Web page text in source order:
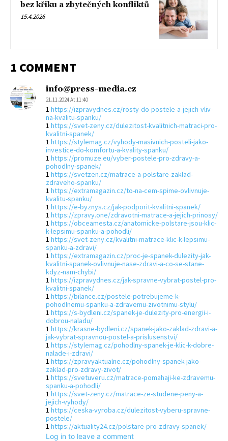
bez křiku a zbytečných konfliktů
15.4.2026
1 COMMENT
info@press-media.cz
21.11.2024 At 11:40
1 https://izpravydnes.cz/rosty-do-postele-a-jejich-vliv-
na-kvalitu-spanku/
1 https://svet-zeny.cz/dulezitost-kvalitnich-matraci-pro-
kvalitni-spanek/
1 https://stylemag.cz/vyhody-masivnich-posteli-jako-
investice-do-komfortu-a-kvality-spanku/
1 https://promuze.eu/vyber-postele-pro-zdravy-a-
pohodlny-spanek/
1 https://svetzen.cz/matrace-a-polstare-zaklad-
zdraveho-spanku/
1 https://extramagazin.cz/to-na-cem-spime-ovlivnuje-
kvalitu-spanku/
1 https://e-byznys.cz/jak-podporit-kvalitni-spanek/
1 https://zpravy.one/zdravotni-matrace-a-jejich-prinosy/
1 https://obceamesta.cz/anatomicke-polstare-jsou-klic-
k-lepsimu-spanku-a-pohodli/
1 https://svet-zeny.cz/kvalitni-matrace-klic-k-lepsimu-
spanku-a-zdravi/
1 https://extramagazin.cz/proc-je-spanek-dulezity-jak-
kvalitni-spanek-ovlivnuje-nase-zdravi-a-co-se-stane-
kdyz-nam-chybi/
1 https://izpravydnes.cz/jak-spravne-vybrat-postel-pro-
kvalitni-spanek/
1 https://bilance.cz/postele-potrebujeme-k-
pohodlnemu-spanku-a-zdravemu-zivotnimu-stylu/
1 https://s-bydleni.cz/spanek-je-dulezity-pro-energii-i-
dobrou-naladu/
1 https://krasne-bydleni.cz/spanek-jako-zaklad-zdravi-a-
jak-vybrat-spravnou-postel-a-prislusenstvi/
1 https://stylemag.cz/pohodlny-spanek-je-klic-k-dobre-
nalade-i-zdravi/
1 https://zpravyaktualne.cz/pohodlny-spanek-jako-
zaklad-pro-zdravy-zivot/
1 https://svetuveru.cz/matrace-pomahaji-ke-zdravemu-
spanku-a-pohodli/
1 https://svet-zeny.cz/matrace-ze-studene-peny-a-
jejich-vyhody/
1 https://ceska-vyroba.cz/dulezitost-vyberu-spravne-
postele/
1 https://aktuality24.cz/polstare-pro-zdravy-spanek/
Log in to leave a comment